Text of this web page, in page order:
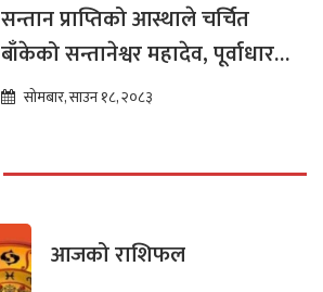
सन्तान प्राप्तिको आस्थाले चर्चित
बाँकेको सन्तानेश्वर महादेव, पूर्वाधार
विकासको पर्खाइमा
सोमबार, साउन १८, २०८३
आजको राशिफल